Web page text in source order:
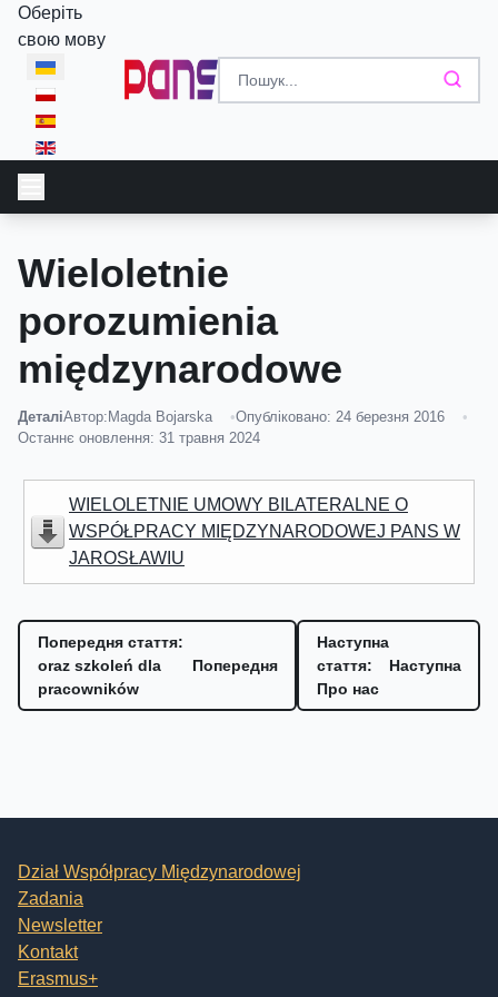
Оберіть
свою мову
Wieloletnie
porozumienia
międzynarodowe
ДеталіАвтор: Magda Bojarska
Опубліковано: 24 березня 2016
Останнє оновлення: 31 травня 2024
WIELOLETNIE UMOWY BILATERALNE O
WSPÓŁPRACY MIĘDZYNARODOWEJ PANS W
JAROSŁAWIU
Попередня стаття:
oraz szkoleń dla
pracowników
Попередня
Наступна
стаття:
Про нас
Наступна
Dział Współpracy Międzynarodowej
Zadania
Newsletter
Kontakt
Erasmus+